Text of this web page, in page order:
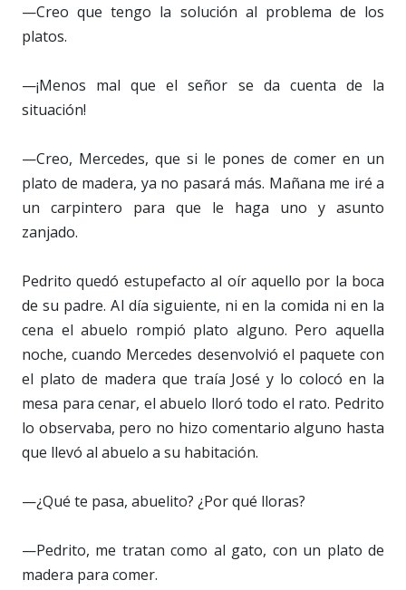
—Creo que tengo la solución al problema de los
platos.
—¡Menos mal que el señor se da cuenta de la
situación!
—Creo, Mercedes, que si le pones de comer en un
plato de madera, ya no pasará más. Mañana me iré a
un carpintero para que le haga uno y asunto
zanjado.
Pedrito quedó estupefacto al oír aquello por la boca
de su padre. Al día siguiente, ni en la comida ni en la
cena el abuelo rompió plato alguno. Pero aquella
noche, cuando Mercedes desenvolvió el paquete con
el plato de madera que traía José y lo colocó en la
mesa para cenar, el abuelo lloró todo el rato. Pedrito
lo observaba, pero no hizo comentario alguno hasta
que llevó al abuelo a su habitación.
—¿Qué te pasa, abuelito? ¿Por qué lloras?
—Pedrito, me tratan como al gato, con un plato de
madera para comer.